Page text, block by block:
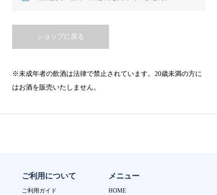
ショップに戻る
※未成年者の飲酒は法律で禁止されています。20歳未満の方に
はお酒を販売いたしません。
ご利用について
ご利用ガイド
メニュー
HOME